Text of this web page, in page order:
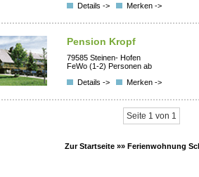
Details ->
Merken ->
Pension Kropf
79585 Steinen- Hofen
FeWo (1-2) Personen ab
Details ->
Merken ->
Seite 1 von 1
Zur Startseite »» Ferienwohnung